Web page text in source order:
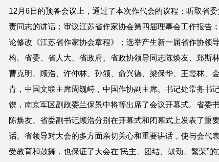
12月6日的预备会议上，通过了本次作代会的议程：听取省委
责同志的讲话；审议江苏省作家协会第四届理事会工作报告
论修改《江苏省作家协会章程》；选举产生新一届省作协领
构。省委、省人大、省政府、省政协领导同志陈焕友、郑斯
曹克明、顾浩、许仲林、孙颔、俞兴德、梁保华、王霞林、
青，中国文联主席周巍峙，中国作协副主席、书记处常务书
锲，南京军区副政委兰保景中将等出席了会议开幕式。省委
陈焕友、省委副书记顾浩分别在开幕式和闭幕式上发表了重
话。省领导对大会的多方面亲切关心和重要讲话，使与会代
受教育和鼓舞，也保证了大会在“民主、团结、鼓劲、繁荣”的